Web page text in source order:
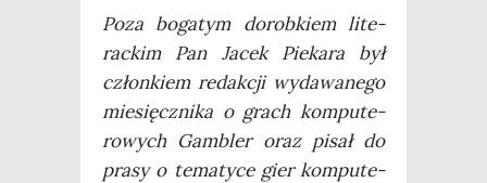
Poza boga­tym dorob­kiem lite­
rac­kim Pan Jacek Pie­ka­ra był
człon­kiem redak­cji wyda­wa­ne­go
mie­sięcz­ni­ka o grach kom­pu­te­
ro­wych Gam­bler oraz pisał do
pra­sy o tema­ty­ce gier kom­pu­te­